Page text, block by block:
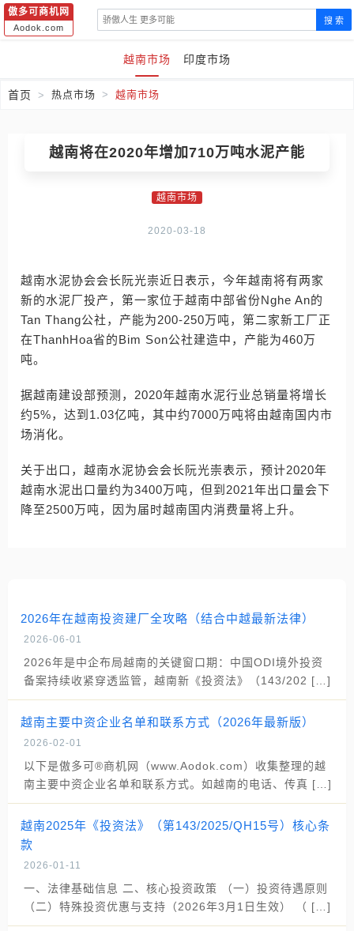
傲多可商机网
Aodok.com
搜 索
越南市场 印度市场
首页 热点市场 越南市场
越南将在2020年增加710万吨水泥产能
越南市场
2020-03-18
越南水泥协会会长阮光崇近日表示，今年越南将有两家
新的水泥厂投产，第一家位于越南中部省份Nghe An的
Tan Thang公社，产能为200-250万吨，第二家新工厂正
在ThanhHoa省的Bim Son公社建造中，产能为460万
吨。
据越南建设部预测，2020年越南水泥行业总销量将增长
约5%，达到1.03亿吨，其中约7000万吨将由越南国内市
场消化。
关于出口，越南水泥协会会长阮光崇表示，预计2020年
越南水泥出口量约为3400万吨，但到2021年出口量会下
降至2500万吨，因为届时越南国内消费量将上升。
2026年在越南投资建厂全攻略（结合中越最新法律）
2026-06-01
2026年是中企布局越南的关键窗口期：中国ODI境外投资
备案持续收紧穿透监管，越南新《投资法》（143/202 […]
越南主要中资企业名单和联系方式（2026年最新版）
2026-02-01
以下是傲多可®商机网（www.Aodok.com）收集整理的越
南主要中资企业名单和联系方式。如越南的电话、传真 […]
越南2025年《投资法》（第143/2025/QH15号）核心条
款
2026-01-11
一、法律基础信息 二、核心投资政策 （一）投资待遇原则
（二）特殊投资优惠与支持（2026年3月1日生效） （ […]